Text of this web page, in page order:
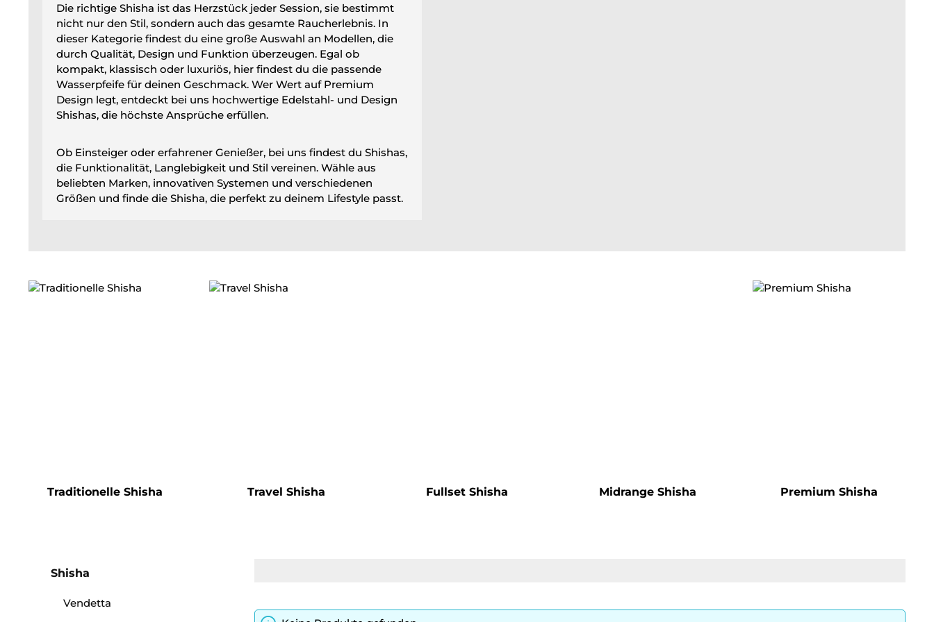
Die richtige Shisha ist das Herzstück jeder Session, sie bestimmt
nicht nur den Stil, sondern auch das gesamte Raucherlebnis. In
dieser Kategorie findest du eine große Auswahl an Modellen, die
durch Qualität, Design und Funktion überzeugen. Egal ob
kompakt, klassisch oder luxuriös, hier findest du die passende
Wasserpfeife für deinen Geschmack. Wer Wert auf Premium
Design legt, entdeckt bei uns hochwertige Edelstahl- und Design
Shishas, die höchste Ansprüche erfüllen.
Ob Einsteiger oder erfahrener Genießer, bei uns findest du Shishas,
die Funktionalität, Langlebigkeit und Stil vereinen. Wähle aus
beliebten Marken, innovativen Systemen und verschiedenen
Größen und finde die Shisha, die perfekt zu deinem Lifestyle passt.
Traditionelle Shisha Travel Shisha Fullset Shisha Midrange Shisha Premium Shisha
Shisha
Vendetta